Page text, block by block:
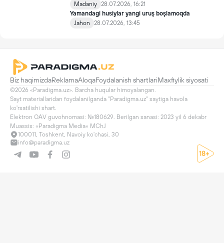
Madaniy 28.07.2026, 16:21
Yamandagi husiylar yangi uruş boşlamoqda
Jahon
28.07.2026, 13:45
Biz haqimizdaReklamaAloqaFoydalanish shartlariMaxfiylik siyosati
©2026 «Paradigma.uz». Barcha huqular himoyalangan.
Sayt materiallaridan foydalanilganda "Paradigma.uz" saytiga havola
ko'rsatilishi shart.
Elektron OAV guvohnomasi: №180629. Berilgan sanasi: 2023 yil 6 dekabr
Muassis: «Paradigma Media» MChJ
100011, Toshkent, Navoiy ko'chasi, 30
info@paradigma.uz